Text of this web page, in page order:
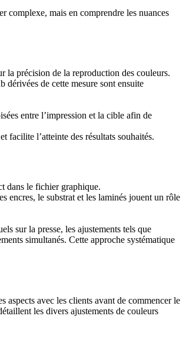
complexe, mais en comprendre les nuances
la précision de la reproduction des couleurs.
dérivées de cette mesure sont ensuite
entre l’impression et la cible afin de
facilite l’atteinte des résultats souhaités.
dans le fichier graphique.
encres, le substrat et les laminés jouent un rôle
sur la presse, les ajustements tels que
simultanés. Cette approche systématique
aspects avec les clients avant de commencer le
les divers ajustements de couleurs